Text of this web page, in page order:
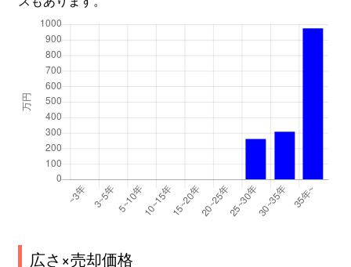
広さ×売却価格